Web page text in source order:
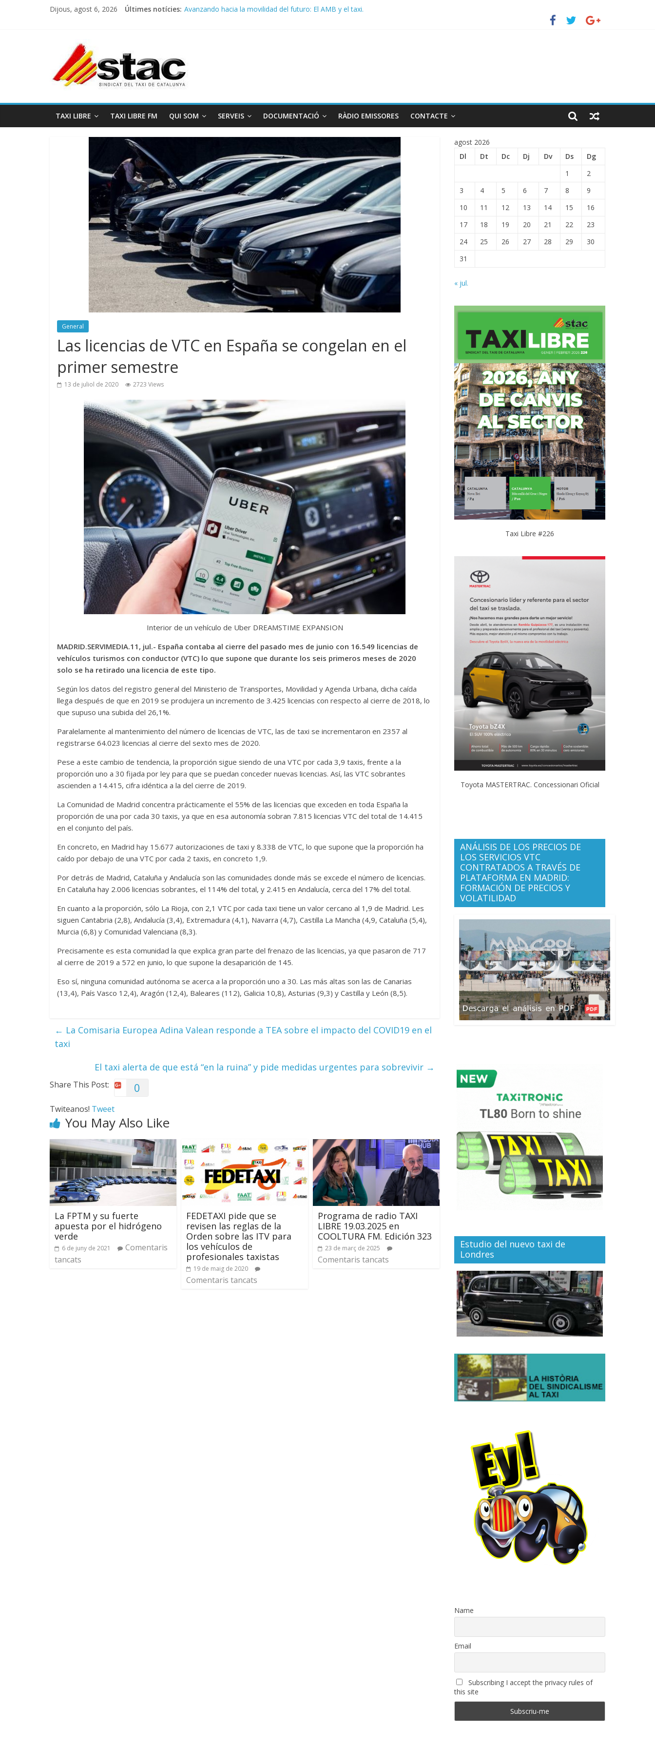
Dijous, agost 6, 2026 Últimes notícies: Avanzando hacia la movilidad del futuro: El AMB y el taxi.
TAXI LIBRE TAXI LIBRE FM QUI SOM SERVEIS DOCUMENTACIÓ RÀDIO EMISSORES CONTACTE
General
Las licencias de VTC en España se congelan en el
primer semestre
13 de juliol de 2020 2723 Views
Interior de un vehículo de Uber DREAMSTIME EXPANSION
MADRID.SERVIMEDIA.11, jul.- España contaba al cierre del pasado mes de junio con 16.549 licencias de
vehículos turismos con conductor (VTC) lo que supone que durante los seis primeros meses de 2020
solo se ha retirado una licencia de este tipo.
Según los datos del registro general del Ministerio de Transportes, Movilidad y Agenda Urbana, dicha caída
llega después de que en 2019 se produjera un incremento de 3.425 licencias con respecto al cierre de 2018, lo
que supuso una subida del 26,1%.
Paralelamente al mantenimiento del número de licencias de VTC, las de taxi se incrementaron en 2357 al
registrarse 64.023 licencias al cierre del sexto mes de 2020.
Pese a este cambio de tendencia, la proporción sigue siendo de una VTC por cada 3,9 taxis, frente a la
proporción uno a 30 fijada por ley para que se puedan conceder nuevas licencias. Así, las VTC sobrantes
ascienden a 14.415, cifra idéntica a la del cierre de 2019.
La Comunidad de Madrid concentra prácticamente el 55% de las licencias que exceden en toda España la
proporción de una por cada 30 taxis, ya que en esa autonomía sobran 7.815 licencias VTC del total de 14.415
en el conjunto del país.
En concreto, en Madrid hay 15.677 autorizaciones de taxi y 8.338 de VTC, lo que supone que la proporción ha
caído por debajo de una VTC por cada 2 taxis, en concreto 1,9.
Por detrás de Madrid, Cataluña y Andalucía son las comunidades donde más se excede el número de licencias.
En Cataluña hay 2.006 licencias sobrantes, el 114% del total, y 2.415 en Andalucía, cerca del 17% del total.
En cuanto a la proporción, sólo La Rioja, con 2,1 VTC por cada taxi tiene un valor cercano al 1,9 de Madrid. Les
siguen Cantabria (2,8), Andalucía (3,4), Extremadura (4,1), Navarra (4,7), Castilla La Mancha (4,9, Cataluña (5,4),
Murcia (6,8) y Comunidad Valenciana (8,3).
Precisamente es esta comunidad la que explica gran parte del frenazo de las licencias, ya que pasaron de 717
al cierre de 2019 a 572 en junio, lo que supone la desaparición de 145.
Eso sí, ninguna comunidad autónoma se acerca a la proporción uno a 30. Las más altas son las de Canarias
(13,4), País Vasco 12,4), Aragón (12,4), Baleares (112), Galicia 10,8), Asturias (9,3) y Castilla y León (8,5).
← La Comisaria Europea Adina Valean responde a TEA sobre el impacto del COVID19 en el
taxi
El taxi alerta de que está “en la ruina” y pide medidas urgentes para sobrevivir →
Share This Post: 0
Twiteanos! Tweet
You May Also Like
La FPTM y su fuerte
apuesta por el hidrógeno
verde
6 de juny de 2021
Comentaris
tancats
FEDETAXI pide que se
revisen las reglas de la
Orden sobre las ITV para
los vehículos de
profesionales taxistas
19 de maig de 2020
Comentaris tancats
Programa de radio TAXI
LIBRE 19.03.2025 en
COOLTURA FM. Edición 323
23 de març de 2025
Comentaris tancats
agost 2026
Dl
Dt Dc Dj Dv Ds
Dg
1
2
3
4 5 6 7 8
9
10
11 12 13 14 15
16
17
18 19 20 21 22
23
24
25 26 27 28 29
30
31
« jul.
Taxi Libre #226
Toyota MASTERTRAC. Concessionari Oficial
ANÁLISIS DE LOS PRECIOS DE
LOS SERVICIOS VTC
CONTRATADOS A TRAVÉS DE
PLATAFORMA EN MADRID:
FORMACIÓN DE PRECIOS Y
VOLATILIDAD
Estudio del nuevo taxi de
Londres
Name
Email
Subscribing I accept the privacy rules of
this site